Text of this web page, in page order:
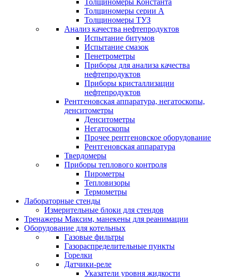
Толщиномеры Константа
Толщиномеры серии А
Толщиномеры ТУЗ
Анализ качества нефтепродуктов
Испытание битумов
Испытание смазок
Пенетрометры
Приборы для анализа качества
нефтепродуктов
Приборы кристаллизации
нефтепродуктов
Рентгеновская аппаратура, негатоскопы,
денситометры
Денситометры
Негатоскопы
Прочее рентгеновское оборудование
Рентгеновская аппаратура
Твердомеры
Приборы теплового контроля
Пирометры
Тепловизоры
Термометры
Лабораторные стенды
Измерительные блоки для стендов
Тренажеры Максим, манекены для реанимации
Оборудование для котельных
Газовые фильтры
Газораспределительные пункты
Горелки
Датчики-реле
Указатели уровня жидкости